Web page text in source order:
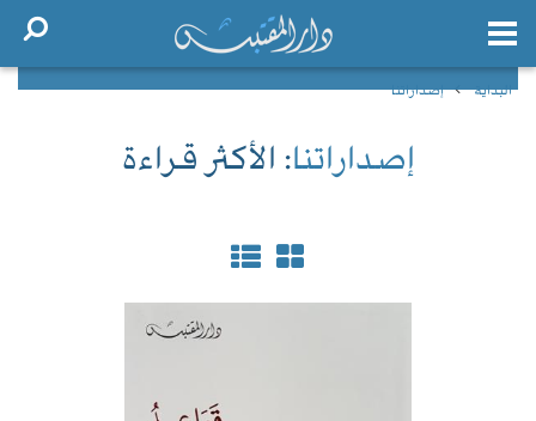
البداية إصداراتنا
إصداراتنا: الأكثر قراءة